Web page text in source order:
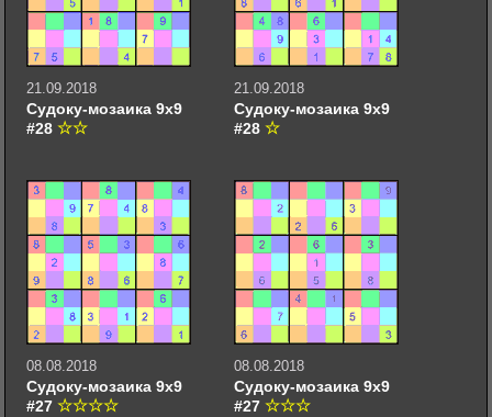
21.09.2018
Судоку-мозаика 9х9
#28
21.09.2018
Судоку-мозаика 9х9
#28
08.08.2018
Судоку-мозаика 9х9
#27
08.08.2018
Судоку-мозаика 9х9
#27